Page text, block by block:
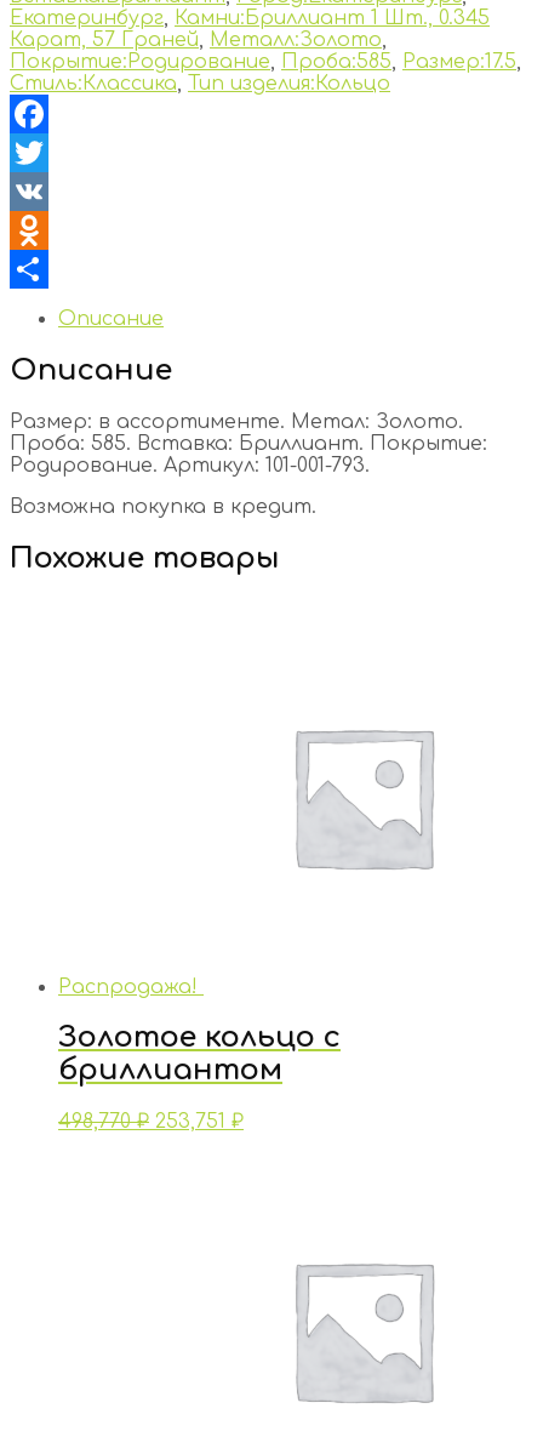
Екатеринбург, Камни:Бриллиант 1 Шт., 0.345
Карат, 57 Граней, Металл:Золото,
Покрытие:Родирование, Проба:585, Размер:17.5,
Стиль:Классика, Тип изделия:Кольцо
Facebook
Twitter
VK
Odnoklassniki
Отправить
Описание
Описание
Размер: в ассортименте. Метал: Золото.
Проба: 585. Вставка: Бриллиант. Покрытие:
Родирование. Артикул: 101-001-793.
Возможна покупка в кредит.
Похожие товары
Распродажа!
Золотое кольцо с
бриллиантом
498,770₽ 253,751 ₽